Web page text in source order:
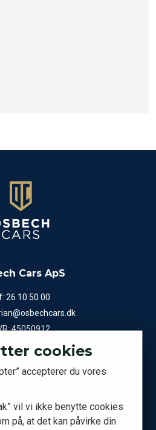
Cars ApS
26 10 50 00
45050912
cookies
accepterer du vores
vil vi ikke benytte cookies
på, at det kan påvirke din